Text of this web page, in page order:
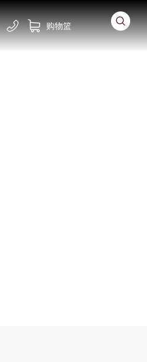
购物篮